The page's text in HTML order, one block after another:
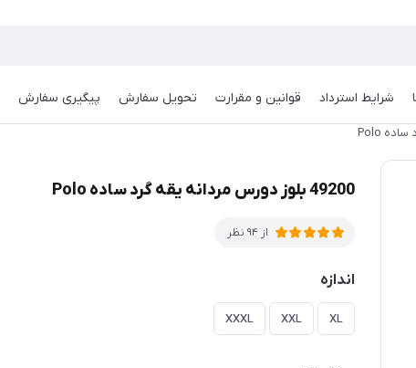
شرایط استرداد قوانین و مقرارت تحویل سفارش پیگیری سفارش
49200 بلوز دورس مردانه یقه گرد ساده Polo
از 94 نظر
اندازه
XL
XXL
XXXL